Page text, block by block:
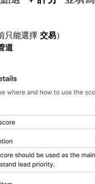
只能選擇 交易）
道